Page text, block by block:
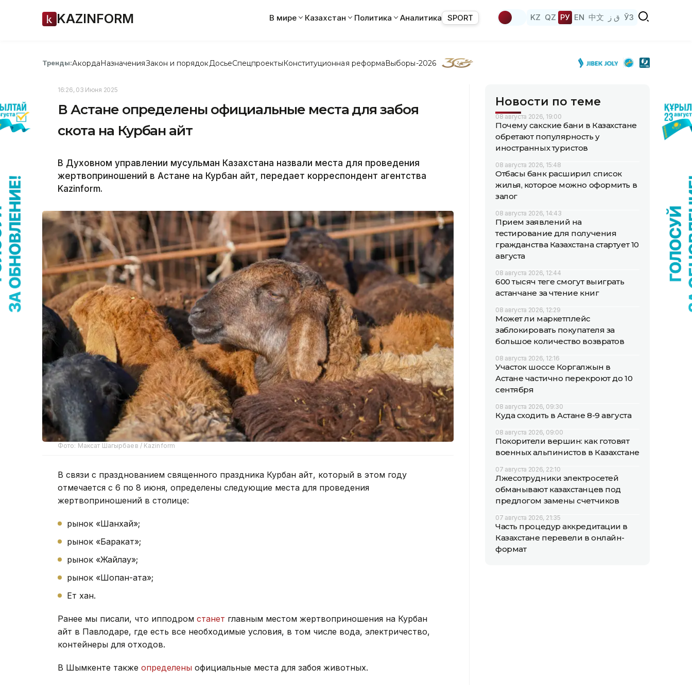
KAZINFORM В мире Казахстан Политика Аналитика SPORT KZ QZ РУ EN 中文 ق ز ЎЗ
Тренды:АкордаНазначенияЗакон и порядок ДосьеСпецпроектыКонституционная реформаВыборы-2026
16:26, 03 Июня 2025
В Астане определены официальные места для забоя
скота на Курбан айт
В Духовном управлении мусульман Казахстана назвали места для проведения
жертвоприношений в Астане на Курбан айт, передает корреспондент агентства
Kazinform.
Фото: Максат Шагырбаев / Kazinform
В связи с празднованием священного праздника Курбан айт, который в этом году
отмечается с 6 по 8 июня, определены следующие места для проведения
жертвоприношений в столице:
рынок «Шанхай»;
рынок «Баракат»;
рынок «Жайлау»;
рынок «Шопан-ата»;
Ет хан.
Ранее мы писали, что ипподром станет главным местом жертвоприношения на Курбан
айт в Павлодаре, где есть все необходимые условия, в том числе вода, электричество,
контейнеры для отходов.
В Шымкенте также определены официальные места для забоя животных.
Новости по теме
08 августа 2026, 19:00
Почему сакские бани в Казахстане
обретают популярность у
иностранных туристов
08 августа 2026, 15:48
Отбасы банк расширил список
жилья, которое можно оформить в
залог
08 августа 2026, 14:43
Прием заявлений на
тестирование для получения
гражданства Казахстана стартует 10
августа
08 августа 2026, 12:44
600 тысяч теңге смогут выиграть
астанчане за чтение книг
08 августа 2026, 12:29
Может ли маркетплейс
заблокировать покупателя за
большое количество возвратов
08 августа 2026, 12:16
Участок шоссе Коргалжын в
Астане частично перекроют до 10
сентября
08 августа 2026, 09:30
Куда сходить в Астане 8-9 августа
08 августа 2026, 09:00
Покорители вершин: как готовят
военных альпинистов в Казахстане
07 августа 2026, 22:10
Лжесотрудники электросетей
обманывают казахстанцев под
предлогом замены счетчиков
07 августа 2026, 21:35
Часть процедур аккредитации в
Казахстане перевели в онлайн-
формат